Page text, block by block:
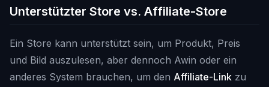
Unterstützter Store vs. Affiliate-Store
Ein Store kann unterstützt sein, um Produkt, Preis
und Bild auszulesen, aber dennoch Awin oder ein
anderes System brauchen, um den Affiliate-Link zu